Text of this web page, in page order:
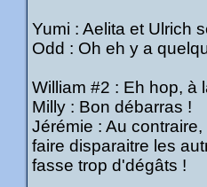
Yumi : Aelita et Ulrich
Odd : Oh eh y a
William #2 : Eh hop, à
Milly : Bon débarras !
Jérémie : Au
faire disparaitre les
fasse trop d'dégâts !